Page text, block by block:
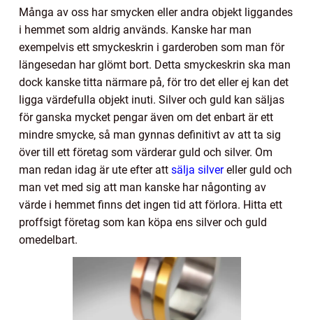
Många av oss har smycken eller andra objekt liggandes
i hemmet som aldrig används. Kanske har man
exempelvis ett smyckeskrin i garderoben som man för
längesedan har glömt bort. Detta smyckeskrin ska man
dock kanske titta närmare på, för tro det eller ej kan det
ligga värdefulla objekt inuti. Silver och guld kan säljas
för ganska mycket pengar även om det enbart är ett
mindre smycke, så man gynnas definitivt av att ta sig
över till ett företag som värderar guld och silver. Om
man redan idag är ute efter att sälja silvereller guld och
man vet med sig att man kanske har någonting av
värde i hemmet finns det ingen tid att förlora. Hitta ett
proffsigt företag som kan köpa ens silver och guld
omedelbart.